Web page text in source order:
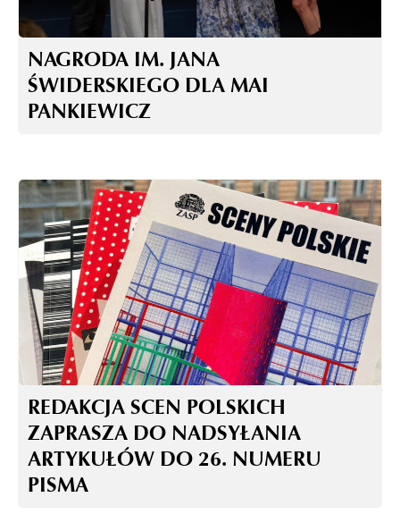
NAGRODA IM. JANA
ŚWIDERSKIEGO DLA MAI
PANKIEWICZ
REDAKCJA SCEN POLSKICH
ZAPRASZA DO NADSYŁANIA
ARTYKUŁÓW DO 26. NUMERU
PISMA